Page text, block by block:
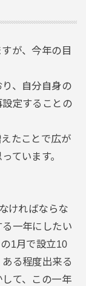
が、今年の目
、自分自身の
定することの
たことで広が
ています。
ければならな
一年にしたい
1月で設立10
る程度出来る
て、この一年